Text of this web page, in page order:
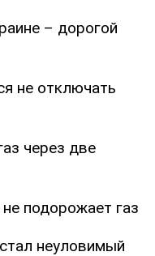
– дорогой
не отключать
через две
подорожает газ
неуловимый